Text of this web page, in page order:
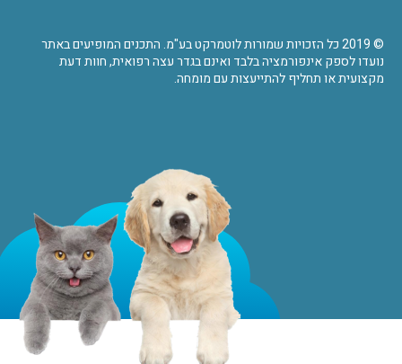
© 2019 כל הזכויות שמורות לוטמרקט בע"מ. התכנים המופיעים באתר
נועדו לספק אינפורמציה בלבד ואינם בגדר עצה רפואית, חוות דעת
מקצועית או תחליף להתייעצות עם מומחה.